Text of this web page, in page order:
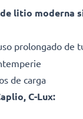
litio moderna
prolongado de
de carga
C-Lux: